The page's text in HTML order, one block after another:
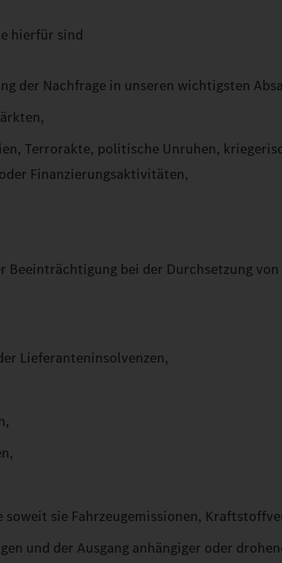
hierfür sind
der Nachfrage in unseren wichtigsten
Terrorakte, politische Unruhen,
Finanzierungsaktivitäten,
bei der Durchsetzung
Lieferanteninsolvenzen,
sie Fahrzeugemissionen,
und der Ausgang anhängiger oder